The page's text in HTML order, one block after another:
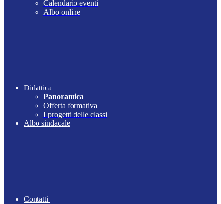
Calendario eventi
Albo online
Didattica
Panoramica
Offerta formativa
I progetti delle classi
Albo sindacale
Contatti